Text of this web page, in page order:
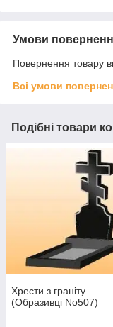
Умови
Повернення товару
Всі умови
Подібні товари
Хрести з граніту
(Образивці No507)